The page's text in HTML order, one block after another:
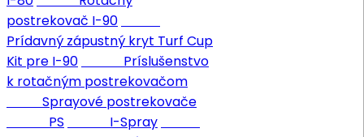
postrekovač I-90
Prídavný zápustný kryt Turf Cup
Kit pre I-90
Príslušenstvo
k rotačným postrekovačom
Sprayové postrekovače
PS
I-Spray